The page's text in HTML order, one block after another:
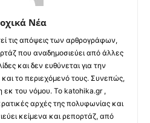
Νέα
τις απόψεις των αρθρογράφων,
που αναδημοσιεύει από άλλες
και δεν ευθύνεται για την
και το περιεχόμενό τους. Συνεπώς,
εκ του νόμου. Το katohika.gr ,
αρχές της πολυφωνίας και
κείμενα και ρεπορτάζ, από